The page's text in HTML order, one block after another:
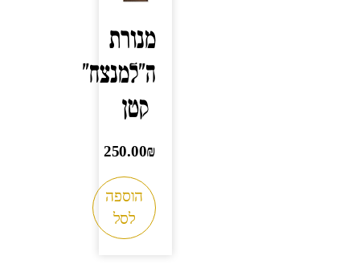
מנורת
ה"למנצח"
קטן
250.00₪
הוספה
לסל